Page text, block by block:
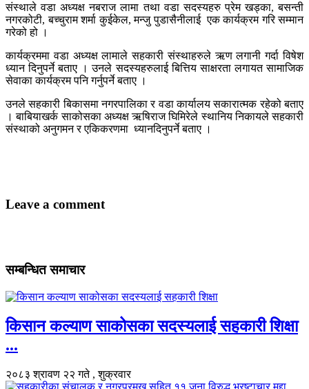
संस्थाले वडा अध्यक्ष नबराज लामा तथा वडा सदस्यहरु प्रेम खड्का, बसन्ती
नगरकोटी, बच्चुराम शर्मा कुईकेल, मन्जु पुडासैनीलाई एक कार्यक्रम गरि सम्मान
गरेको हो ।
कार्यक्रममा वडा अध्यक्ष लामाले सहकारी संस्थाहरुले ऋण लगानी गर्दा विषेश
ध्यान दिनुपर्ने बताए । उनले सदस्यहरुलाई बित्तिय साक्षरता लगायत सामाजिक
सेवाका कार्यक्रम पनि गर्नुपर्ने बताए ।
उनले सहकारी बिकासमा नगरपालिका र वडा कार्यालय सकारात्मक रहेको बताए
। बाबियाखर्क साकोसका अध्यक्ष ऋषिराज घिमिरेले स्थानिय निकायले सहकारी
संस्थाको अनुगमन र एकिकरणमा ध्यानदिनुपर्ने बताए ।
Leave a comment
सम्बन्धित समाचार
किसान कल्याण साकोसका सदस्यलाई सहकारी शिक्षा
...
२०८३ श्रावण २२ गते , शुक्रवार